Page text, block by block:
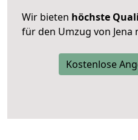
Wir bieten höchste
für den Umzug von Jena
Kostenlose